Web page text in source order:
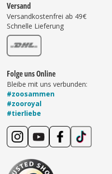
Versand
Versandkostenfrei ab 49€
Schnelle Lieferung
Folge uns Online
Bleibe mit uns verbunden:
#zoosammen
#zooroyal
#tierliebe